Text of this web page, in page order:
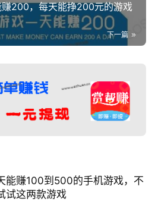
200，每天能挣200元的游戏
下一篇
能赚100到500的手机游戏，不
试这两款游戏